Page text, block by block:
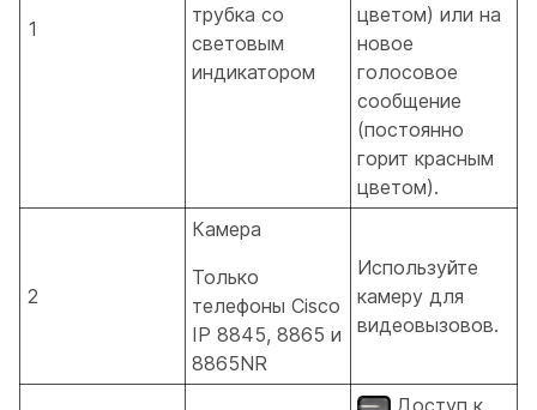
1
трубка со
световым
индикатором
цветом) или на
новое
голосовое
сообщение
(постоянно
горит красным
цветом).
2
Камера
Только
телефоны Cisco
IP 8845, 8865 и
8865NR
Используйте
камеру для
видеовызовов.
Доступ к